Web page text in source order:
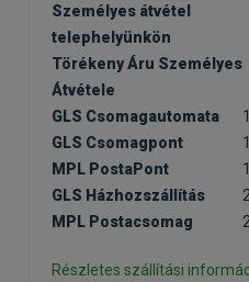
Julius K9 GF Hypoallergenic
Utility Dog Adult Small Wild
Boar & Berry 3kg
gabonamentes hypoallergén
(1)
Személyes átvétel
telephelyünkön
Törékeny Áru Személyes
Átvétele
GLS Csomagautomata
GLS Csomagpont
MPL PostaPont
GLS Házhozszállítás
MPL Postacsomag
Részletes szállítási